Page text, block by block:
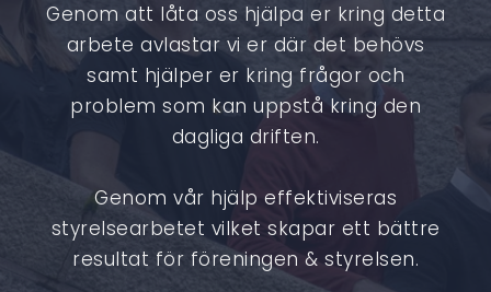
Genom att låta oss hjälpa er kring detta
arbete avlastar vi er där det behövs
samt hjälper er kring frågor och
problem som kan uppstå kring den
dagliga driften.
Genom vår hjälp effektiviseras
styrelsearbetet vilket skapar ett bättre
resultat för föreningen & styrelsen.